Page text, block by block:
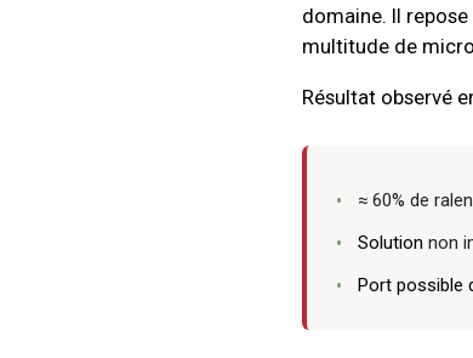
domaine. Il
multitude de
Résultat observé
≈ 60% de
Solutionnon
Port possible